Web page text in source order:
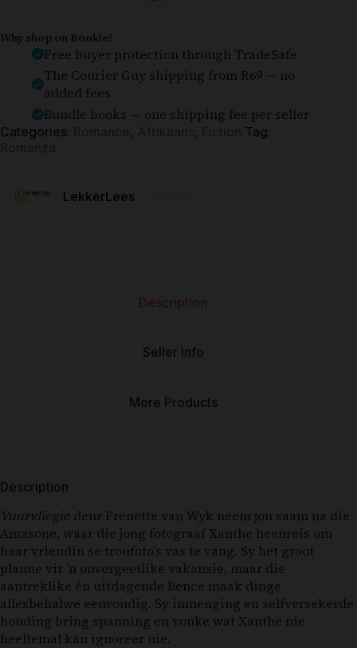
Why shop on Bookle?
Free buyer protection through TradeSafe
The Courier Guy shipping from R69 — no
added fees
Bundle books — one shipping fee per seller
Categories: Romance, Afrikaans, Fiction Tag:
Romanza
LekkerLees ⭐⭐⭐⭐⭐
Description
Seller Info
More Products
Description
Vuurvliegie deur Frenette van Wyk neem jou saam na die
Amasone, waar die jong fotograaf Xanthe heenreis om
haar vriendin se troufoto’s vas te vang. Sy het groot
planne vir ’n onvergeetlike vakansie, maar die
aantreklike én uitdagende Bence maak dinge
allesbehalwe eenvoudig. Sy inmenging en selfversekerde
houding bring spanning en vonke wat Xanthe nie
heeltemal kan ignoreer nie.